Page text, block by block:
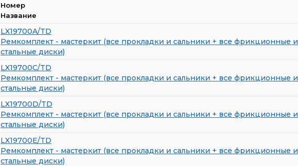
Номер
Название
LX19700A/TD
Ремкомплект - мастеркит (все прокладки и сальники + все фрикционные и
стальные диски)
LX19700C/TD
Ремкомплект - мастеркит (все прокладки и сальники + все фрикционные и
стальные диски)
LX19700D/TD
Ремкомплект - мастеркит (все прокладки и сальники + все фрикционные и
стальные диски)
LX19700E/TD
Ремкомплект - мастеркит (все прокладки и сальники + все фрикционные и
стальные диски)